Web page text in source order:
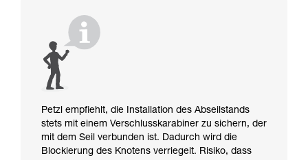
Petzl empfiehlt, die Installation des Abseilstands
stets mit einem Verschlusskarabiner zu sichern, der
mit dem Seil verbunden ist. Dadurch wird die
Blockierung des Knotens verriegelt. Risiko, dass